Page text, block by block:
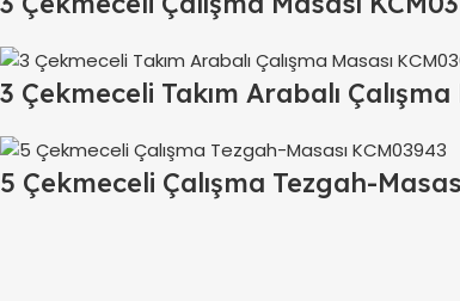
3 Çekmeceli Takım Arabalı
5 Çekmeceli Çalışma Tezgah-